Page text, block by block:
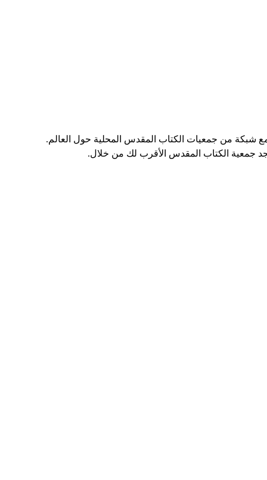
شبكة من جمعيات الكتاب المقدس المحلية حول العالم.
جمعية الكتاب المقدس الأقرب لك من خلال.